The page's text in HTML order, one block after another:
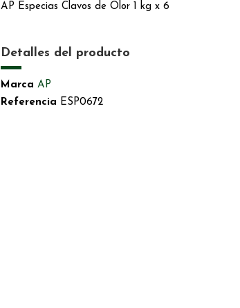
AP Especias Clavos de Olor 1 kg x 6
Detalles del producto
Marca AP
Referencia ESP0672